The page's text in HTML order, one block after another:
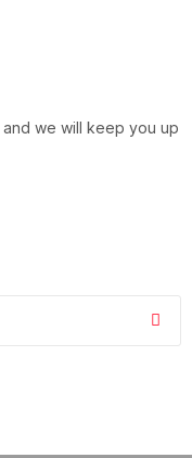
and we will keep you up